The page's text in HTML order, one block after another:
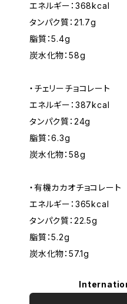
エネルギー：368kcal
タンパク質：21.7g
脂質：5.4g
炭水化物：58g
・チェリーチョコレート
エネルギー：387kcal
タンパク質：24g
脂質：6.3g
炭水化物：58g
・有機カカオチョコレート
エネルギー：365kcal
タンパク質：22.5g
脂質：5.2g
炭水化物：57.1g